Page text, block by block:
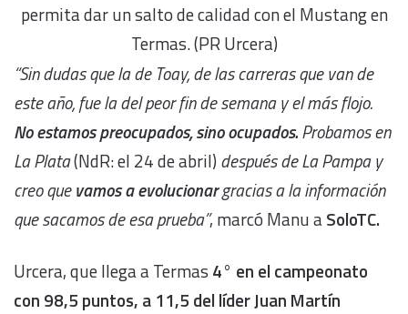
permita dar un salto de calidad con el Mustang en
Termas. (PR Urcera)
“Sin dudas que la de Toay, de las carreras que van de
este año, fue la del peor fin de semana y el más flojo.
No estamos preocupados, sino ocupados.Probamos en
La Plata(NdR: el 24 de abril) después de La Pampa y
creo quevamos a evolucionargracias a la información
que sacamos de esa prueba”, marcó Manu aSoloTC.
Urcera, que llega a Termas 4° en el campeonato
con 98,5 puntos, a 11,5 del líder Juan Martín